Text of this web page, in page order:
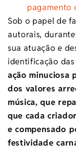
pagamento
Sob o papel de
autorais,
sua atuação e
identificação
ação minuciosa
dos valores
música, que
que cada
e compensado
festividade